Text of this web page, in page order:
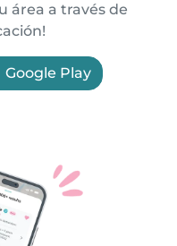
área a través de
Google Play